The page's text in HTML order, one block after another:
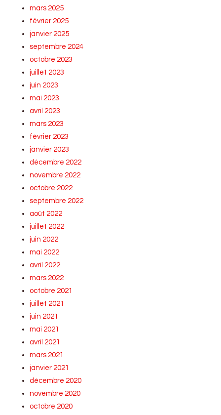
mars 2025
février 2025
janvier 2025
septembre 2024
octobre 2023
juillet 2023
juin 2023
mai 2023
avril 2023
mars 2023
février 2023
janvier 2023
décembre 2022
novembre 2022
octobre 2022
septembre 2022
août 2022
juillet 2022
juin 2022
mai 2022
avril 2022
mars 2022
octobre 2021
juillet 2021
juin 2021
mai 2021
avril 2021
mars 2021
janvier 2021
décembre 2020
novembre 2020
octobre 2020